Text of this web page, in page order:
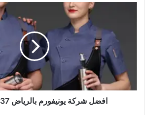
افضل شركة يونيفورم بالرياض 0597212937